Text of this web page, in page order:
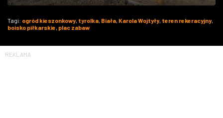
Tagi: ogród kieszonkowy, tyrolka, Biała, Karola Wojtyły, teren rekeracyjny,
boisko piłkarskie, plac zabaw
REKLAMA